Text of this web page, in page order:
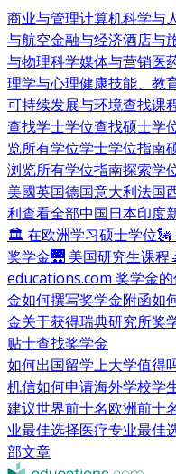
商业与管理计算机科学与
与航空金融与经济酒店与
与物理科学媒体与营销医
理学与心理健康技能、教
可持续发展与环境查找课
查找学士学位查找硕士学
览所有学位学士学位指南
浏览所有学位指南探索学
美國英国德国意大利法国
利查看全部中国日本印度
🏛 在欧洲学习硕士学位🗽
奖学金🌉 美国研究生课程
educations.com 奖学金的
金如何撰写奖学金附函如
金关于获得瑞典研究所奖
贴士查找奖学金
如何出国留学上大学值得
机信如何申请海外学校学
建议世界前十名欧洲前十
业最佳选择医疗专业最佳
部文章